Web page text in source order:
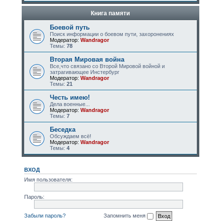
Книга памяти
Боевой путь
Поиск информации о боевом пути, захоронениях
Модератор: Wandragor
Темы: 78
Вторая Мировая война
Все,что связано со Второй Мировой войной и
затрагивающее Инстербург
Модератор: Wandragor
Темы: 21
Честь имею!
Дела военные...
Модератор: Wandragor
Темы: 7
Беседка
Обсуждаем всё!
Модератор: Wandragor
Темы: 4
ВХОД
Имя пользователя:
Пароль:
Забыли пароль? Запомнить меня